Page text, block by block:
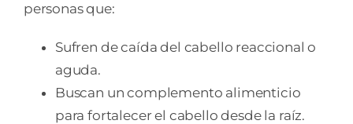
personas que:
Sufren de caída del cabello reaccional o
aguda.
Buscan un complemento alimenticio
para fortalecer el cabello desde la raíz.